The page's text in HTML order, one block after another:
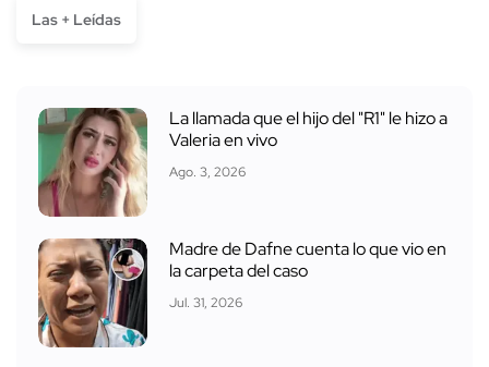
Las + Leídas
La llamada que el hijo del "R1" le hizo a
Valeria en vivo
Ago. 3, 2026
Madre de Dafne cuenta lo que vio en
la carpeta del caso
Jul. 31, 2026